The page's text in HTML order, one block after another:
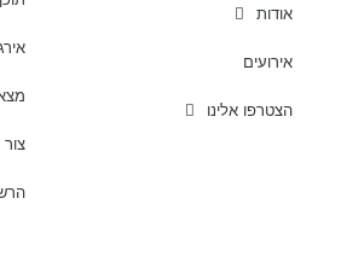
אודות
אירועים
הצטרפו אלינו